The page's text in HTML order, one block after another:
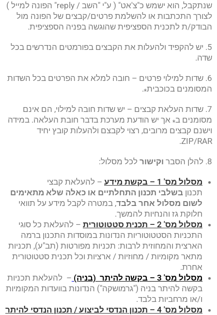
שנתקבל, הוא ישמש כ"צ'אט" ( ע"י "השב / reply" הפונה למייל )
לצורך התכתבות או להשלמת פרטים/קבצים של הפונה מול
הבודק/ת לתכנית הספציפית שהוגשה בפניה הספציפית.
5. יש להקפיד ולהעלות את הקבצים בפורמטים הנדרשים בכל
שדה.
6. שדות למילוי פרטים – חובה למלא את הפרטים בכל השדות
המסומנים בכוכבית*
.
7. שדות העלאת קבצים – יש שדות חובה למילוי, הם אינם
מסומנים ב* אך יש הודעת מערכת בדבר חובת העלאה. במידה
וישנם קבצים מרובים, רצוי לקבצם ולהעלות קובץ יחיד
ZIP/RAR.
8. להלן הסבר וקישור לכל מסלול:
מסלול מס' 1 – בקשת מידע
– להעלאת קבצי
תכנון בשלבי תכנון התחלתיים או כאלה שלא מתאימים
לשום מסלול אחר בלבד, במטרה לקבל מידע על תוואי
חלוקת גז והנחיות להמשך.
מסלול מס' 2 – תכנית סטטוטורית
– להעלאת כל סוגי
התכניות הסטטוטוריות הנדונות במוסדות התכנון ברמה
הארצית והמחוזית לרבות: תכניות מפורטות (תב"ע), תכניות
מתאר מקומיות / מחוזיות / ארציות וכל תכנית סטטוטורית
אחרת.
מסלול מס' 3 – בקשה להיתר
(בניה) – להעלאת תכניות
בקשה להיתר בניה ("גרמושקה") הנדונות בוועדות המקומיות
ו/או מרחביות בלבד.
מסלול מס' 4 – תכנון הנדסי לביצוע / תכנון הנדסי להיתר